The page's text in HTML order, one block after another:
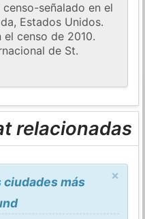
señalado en el
Estados Unidos.
censo de 2010.
de St.
relacionadas
×
ciudades más